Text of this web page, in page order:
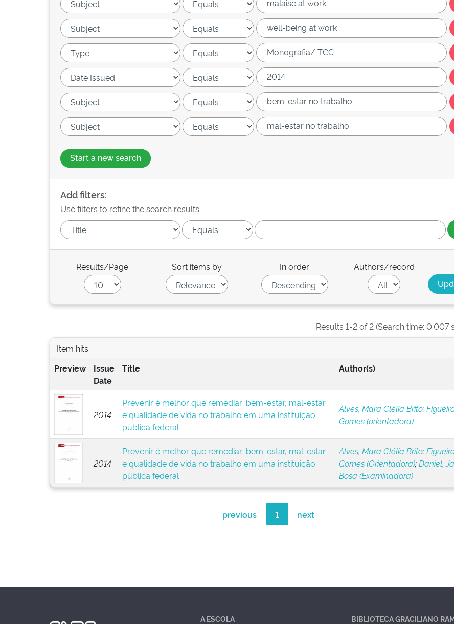
Start a new search
Add filters:
Use filters to refine the search results.
Results/Page Sort items by In order Authors/record
Results 1-2 of 2 (Search time: 0.007
Item hits:
Preview
Issue
Date
Title Author(s)
2014
Prevenir é melhor que remediar: bem-estar, mal-estar
e qualidade de vida no trabalho em uma instituição
pública federal
Alves, Mara Clélia Brito;
Gomes (orientadora)
2014
Prevenir é melhor que remediar: bem-estar, mal-estar
e qualidade de vida no trabalho em uma instituição
pública federal
Alves, Mara Clélia Brito;
Gomes (Orientadora);Daniel,
Bosa (Examinadora)
previous 1 next
A ESCOLA BIBLIOTECA GRACILIANO